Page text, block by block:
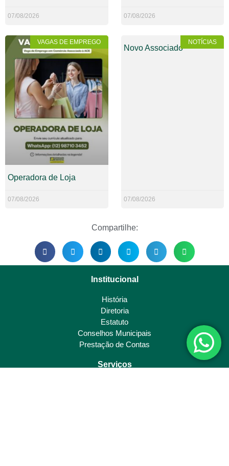
07/08/2026 07/08/2026
VAGAS DE EMPREGO
Operadora de Loja
07/08/2026
NOTÍCIAS
Novo Associado
07/08/2026
Compartilhe:
Institucional
História
Diretoria
Estatuto
Conselhos Municipais
Prestação de Contas
Serviços